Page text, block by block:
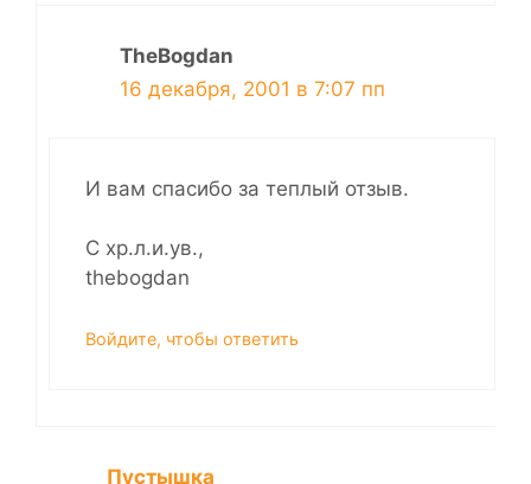
TheBogdan
16 декабря, 2001 в 7:07 пп
И вам спасибо за теплый отзыв.
С хр.л.и.ув.,
thebogdan
Войдите, чтобы ответить
Пустышка